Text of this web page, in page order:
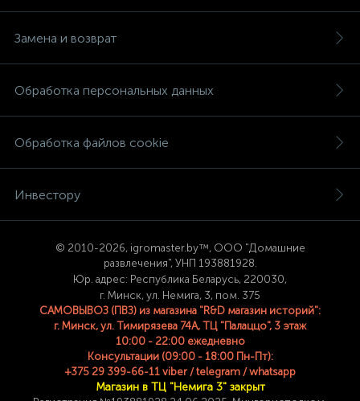
Замена и возврат
Обработка персональных данных
Обработка файлов cookie
Инвестору
© 2010-2026, igromaster.by™, ООО "Домашние
развлечения", УНП 193881928.
Юр. адрес: Республика Беларусь, 220030,
г. Минск, ул. Немига, 3, пом. 375
САМОВЫВОЗ (ПВЗ) из магазина "R&D магазин историй":
г. Минск, ул. Тимирязева 74A, ТЦ "Палаццо", 3 этаж
10:00 - 22:00 ежедневно
Консультации (09:00 - 18:00 Пн-Пт):
+375 29 399-66-11 viber / telegram / whatsapp
Магазин в ТЦ "Немига 3" закрыт